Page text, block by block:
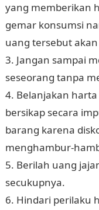
yang memberikan
gemar konsumsi
uang tersebut
3. Jangan sampai
seseorang tanpa
4. Belanjakan
bersikap secara
barang karena
menghambur-
5. Berilah uang
secukupnya.
6. Hindari perilaku